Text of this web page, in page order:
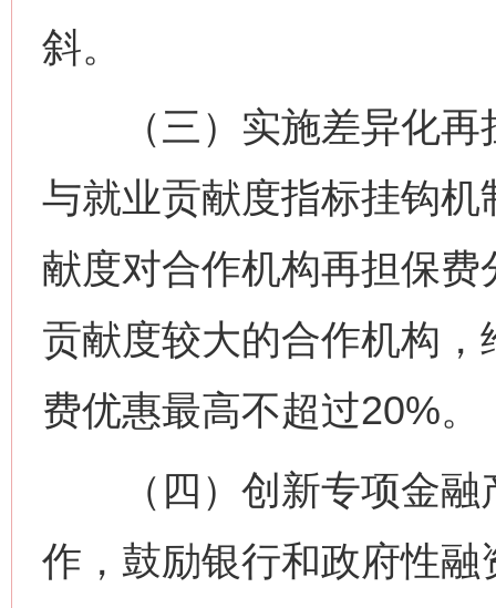
斜。
（三）实施差异化再
与就业贡献度指标挂钩
献度对合作机构再担保
贡献度较大的合作机构
费优惠最高不超过20%
（四）创新专项金融
作，鼓励银行和政府性